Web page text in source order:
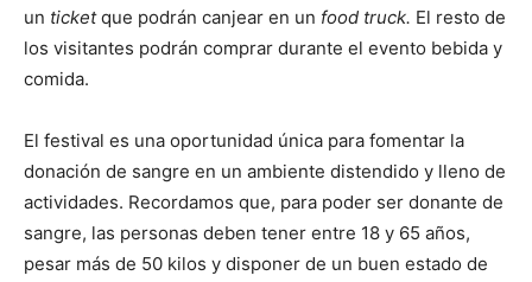
un ticketque podrán canjear en un food truck. El resto de
los visitantes podrán comprar durante el evento bebida y
comida.
El festival es una oportunidad única para fomentar la
donación de sangre en un ambiente distendido y lleno de
actividades. Recordamos que, para poder ser donante de
sangre, las personas deben tener entre 18 y 65 años,
pesar más de 50 kilos y disponer de un buen estado de